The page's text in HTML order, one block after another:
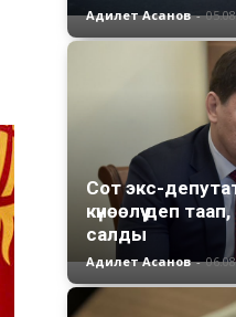
Адилет Асанов -
Сот экс-
күнөөлүү деп
салды
Адилет Асанов -